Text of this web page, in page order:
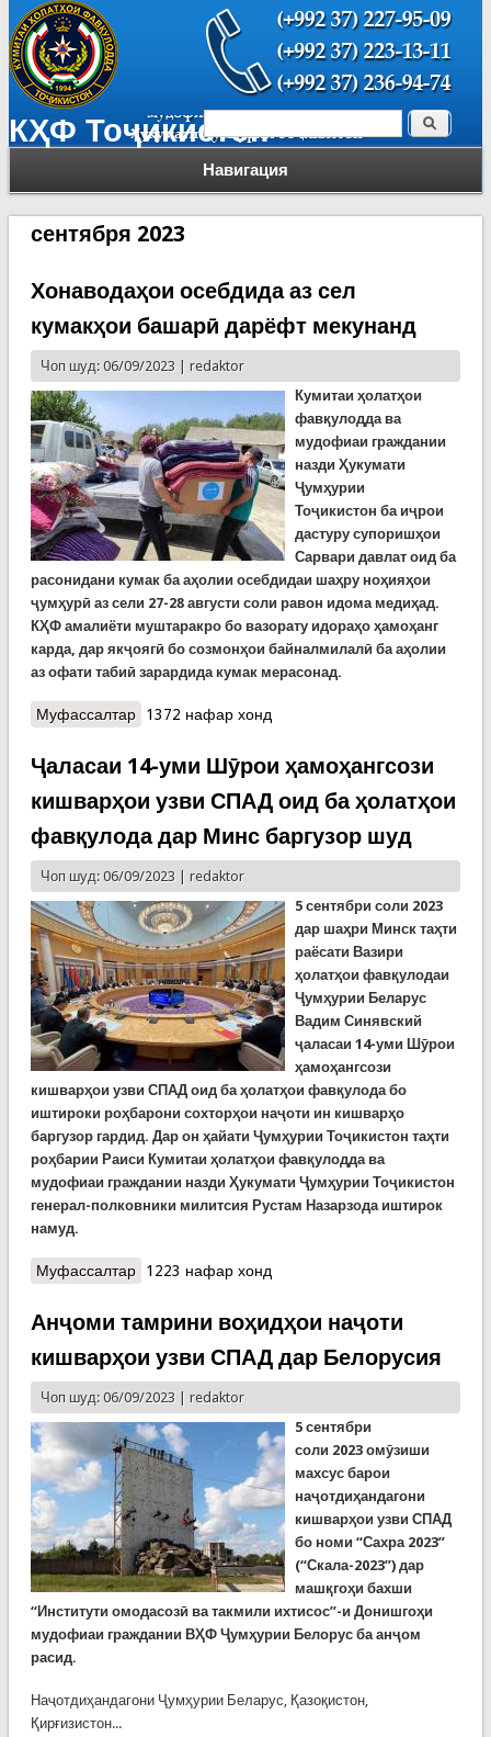
КҲФ Тоҷикистон
Навигация
Форма поиска Поиск
сентября 2023
Хонаводаҳои осебдида аз сел
кумакҳои башарӣ дарёфт мекунанд
Чоп шуд: 06/09/2023 | redaktor
Кумитаи ҳолатҳои
фавқулодда ва
мудофиаи граждании
назди Ҳукумати
Ҷумҳурии
Тоҷикистон баиҷрои
дастуру супоришҳои
Сарвари давлат оид ба
расонидани кумак ба аҳолии осебдидаи шаҳру ноҳияҳои
ҷумҳурӣ аз сели 27-28 августи соли равон идома медиҳад.
КҲФ амалиёти муштаракро бо вазорату идораҳо ҳамоҳанг
карда, дар якҷоягӣ бо созмонҳои байналмилалӣ ба аҳолии
аз офати табиӣ зарардида кумак мерасонад.
Муфассалтаро Хонаводаҳои осебдида аз сел кумакҳои
1372 нафар хонд
Ҷаласаи 14-уми Шӯрои ҳамоҳангсози
кишварҳои узви СПАД оид ба ҳолатҳои
фавқулода дар Минс баргузор шуд
Чоп шуд: 06/09/2023 | redaktor
5 сентябри соли 2023
дар шаҳри Минск таҳти
раёсати Вазири
ҳолатҳои фавқулодаи
Ҷумҳурии Беларус
Вадим Синявский
ҷаласаи 14-уми Шӯрои
ҳамоҳангсози
кишварҳои узви СПАД оид ба ҳолатҳои фавқулода бо
иштироки роҳбарони сохторҳои наҷоти ин кишварҳо
баргузор гардид. Дар он ҳайати Ҷумҳурии Тоҷикистон таҳти
роҳбарии Раиси Кумитаи ҳолатҳои фавқулодда ва
мудофиаи граждании назди Ҳукумати Ҷумҳурии Тоҷикистон
генерал-полковники милитсия Рустам Назарзода иштирок
намуд.
Муфассалтаро Ҷаласаи 14-уми Шӯрои ҳамоҳангсози
фавқулода дар Минс баргузор шуд
1223 нафар хонд
Анҷоми тамрини воҳидҳои наҷоти
кишварҳои узви СПАД дар Белорусия
Чоп шуд: 06/09/2023 | redaktor
5 сентябри
соли 2023 омӯзиши
махсус барои
наҷотдиҳандагони
кишварҳои узви СПАД
бо номи “Сахра 2023”
(“Скала-2023”) дар
машқгоҳи бахши
“Институти омодасозӣ ва такмили ихтисос”-и Донишгоҳи
мудофиаи граждании ВҲФ Ҷумҳурии Белорус ба анҷом
расид.
Наҷотдиҳандагони Ҷумҳурии Беларус, Қазоқистон,
Қирғизистон...